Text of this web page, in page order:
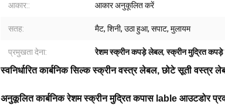
आकार:: आकार अनुकूलित करें
सतह: मैट, शिनी, उठा हुआ, सपाट, मुलायम
प्रमुखता देना: रेशम स्क्रीन कपड़े लेबल,स्क्रीन मुद्रित
स्वनिर्धारित कार्बनिक सिल्क स्क्रीन वस्त्र लेबल, छोटे सूती वस्त्र
अनुकूलित कार्बनिक रेशम स्क्रीन मुद्रित कपास lable आउटडोर